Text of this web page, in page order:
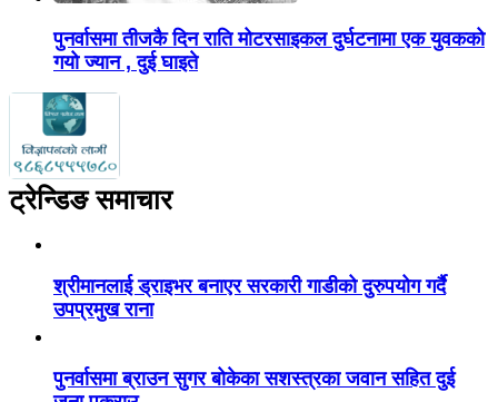
पुनर्वासमा तीजकै दिन राति मोटरसाइकल दुर्घटनामा एक युवकको
गयो ज्यान , दुई घाइते
ट्रेन्डिङ समाचार
श्रीमानलाई ड्राइभर बनाएर सरकारी गाडीको दुरुपयोग गर्दै
उपप्रमुख राना
पुनर्वासमा ब्राउन सुगर बोकेका सशस्त्रका जवान सहित दुई